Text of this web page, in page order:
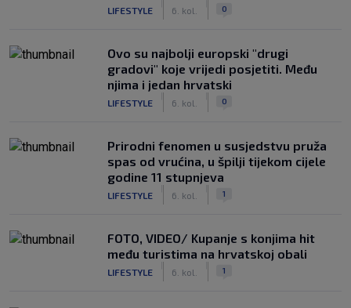
LIFESTYLE 6. kol. 0
Ovo su najbolji europski "drugi
gradovi" koje vrijedi posjetiti. Među
njima i jedan hrvatski
LIFESTYLE 6. kol. 0
Prirodni fenomen u susjedstvu pruža
spas od vrućina, u špilji tijekom cijele
godine 11 stupnjeva
LIFESTYLE 6. kol. 1
FOTO, VIDEO/ Kupanje s konjima hit
među turistima na hrvatskoj obali
LIFESTYLE 6. kol. 1